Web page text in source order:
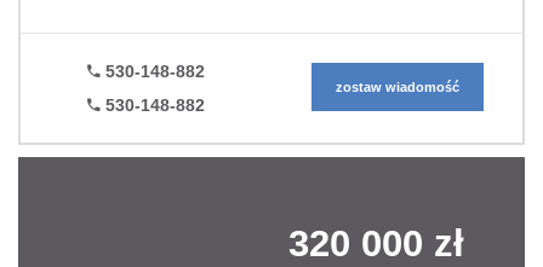
530-148-882
530-148-882
zostaw wiadomość
320 000 zł